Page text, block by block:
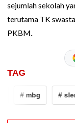
sejumlah sekolah
terutama TK
PKBM.
TAG
# mbg #